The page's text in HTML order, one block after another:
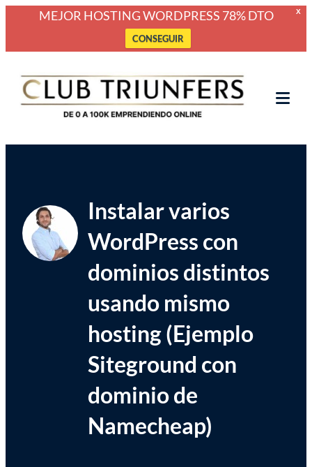
X
MEJOR HOSTING WORDPRESS 78% DTO
CONSEGUIR
contenido
Club Triunfers
Club de Emprendedores Online
Instalar varios
WordPress con
dominios distintos
usando mismo
hosting (Ejemplo
Siteground con
dominio de
Namecheap)